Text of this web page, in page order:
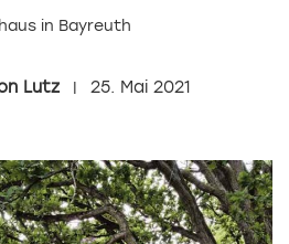
in Bayreuth
Lutz 25. Mai 2021